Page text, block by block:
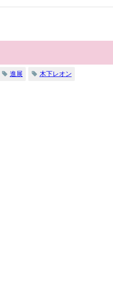
進展 木下レオン